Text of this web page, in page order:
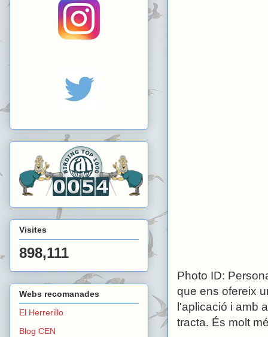
Photo ID:
que ens ofereix
l'aplicació i amb
tracta. És molt
Visites
898,111
Webs recomanades
El Herrerillo
Blog CEN